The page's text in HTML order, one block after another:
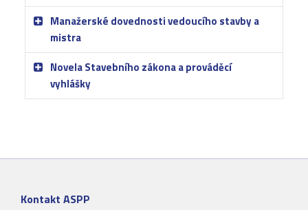
Manažerské dovednosti vedoucího stavby a
mistra
Novela Stavebního zákona a prováděcí
vyhlášky
Kontakt ASPP